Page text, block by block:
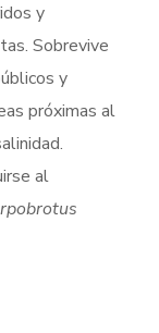
y
Sobrevive
y
próximas al
al